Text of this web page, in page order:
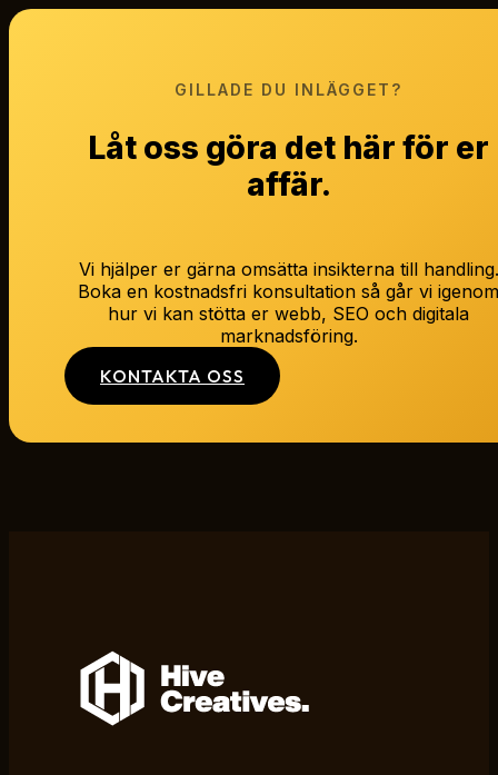
GILLADE DU INLÄGGET?
Låt oss göra det här för er
affär.
Vi hjälper er gärna omsätta insikterna till handling.
Boka en kostnadsfri konsultation så går vi
hur vi kan stötta er webb, SEO och digitala
marknadsföring.
KONTAKTA OSS